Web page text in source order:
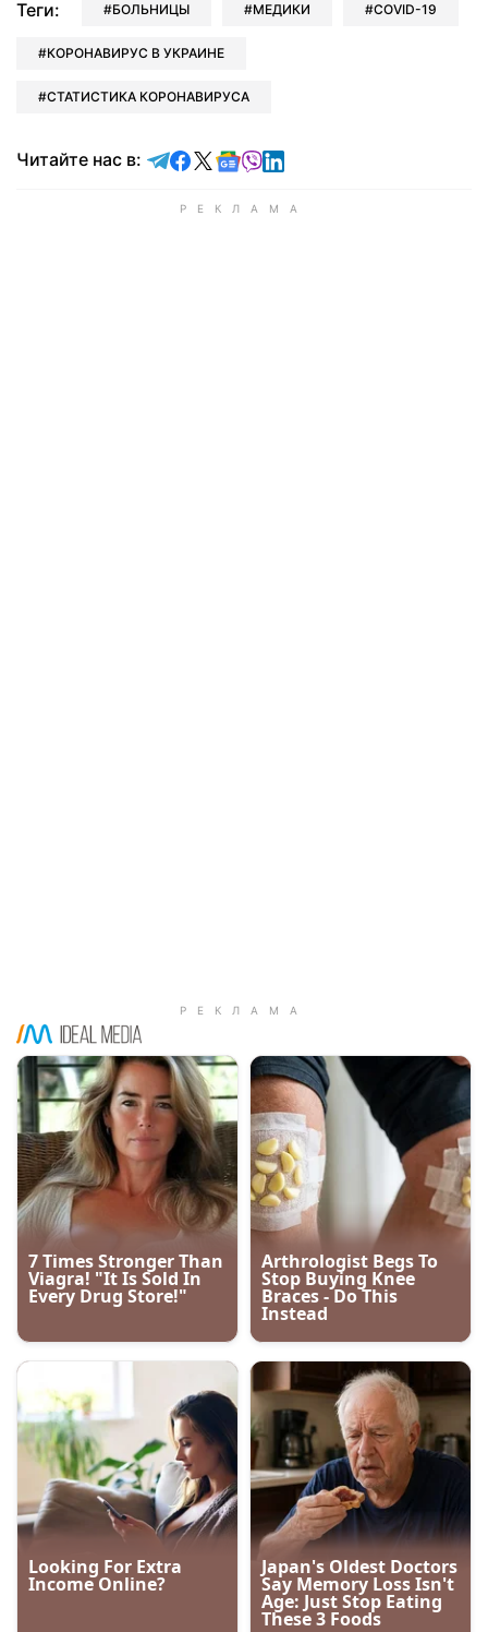
Теги: БОЛЬНИЦЫ МЕДИКИ COVID-19
КОРОНАВИРУС В УКРАИНЕ
СТАТИСТИКА КОРОНАВИРУСА
Читайте нас в: Читайте в Telegram
Читайте в Facebook
Читайте в X
Читайте в Google news
Читайте в Viber
Читайте в LinkedIn